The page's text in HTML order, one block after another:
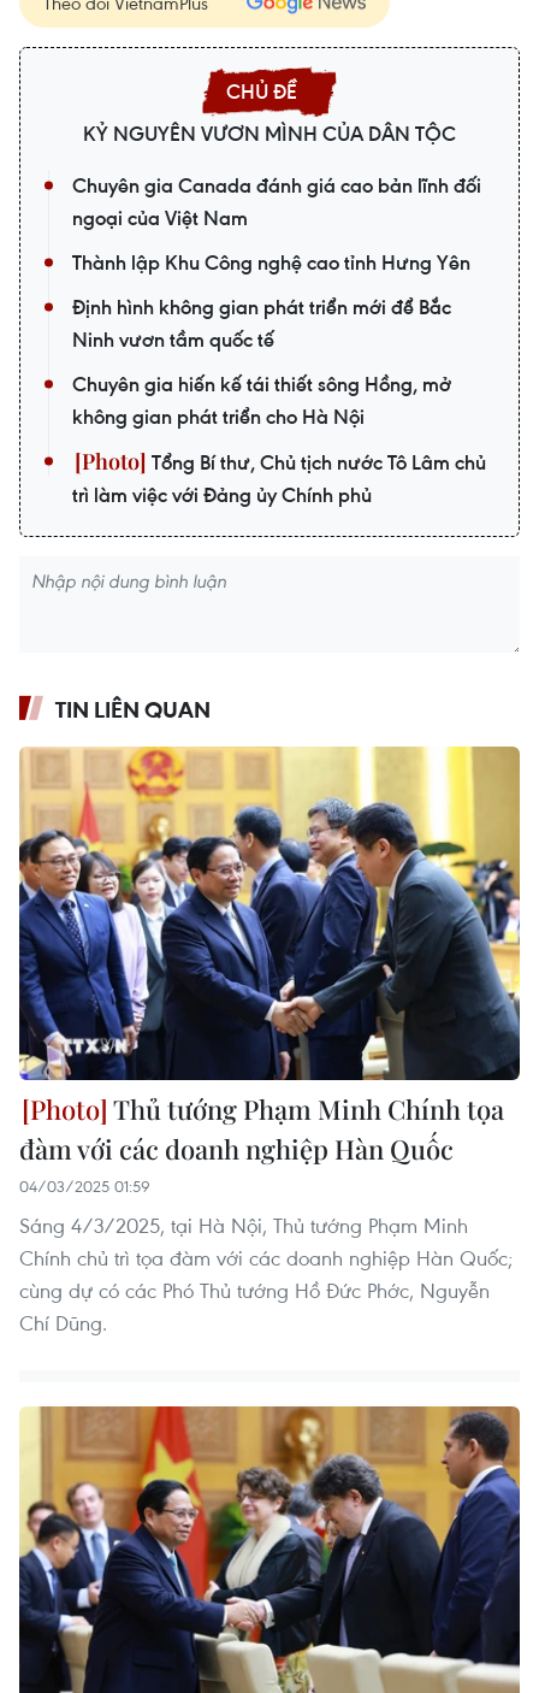
KỶ NGUYÊN VƯƠN MÌNH CỦA DÂN TỘC
Chuyên gia Canada đánh giá cao bản lĩnh đối
ngoại của Việt Nam
Thành lập Khu Công nghệ cao tỉnh Hưng Yên
Định hình không gian phát triển mới để Bắc
Ninh vươn tầm quốc tế
Chuyên gia hiến kế tái thiết sông Hồng, mở
không gian phát triển cho Hà Nội
Tổng Bí thư, Chủ tịch nước Tô Lâm chủ
trì làm việc với Đảng ủy Chính phủ
TIN LIÊN QUAN
Thủ tướng Phạm Minh Chính tọa
đàm với các doanh nghiệp Hàn Quốc
04/03/2025 01:59
Sáng 4/3/2025, tại Hà Nội, Thủ tướng Phạm Minh
Chính chủ trì tọa đàm với các doanh nghiệp Hàn Quốc;
cùng dự có các Phó Thủ tướng Hồ Đức Phớc, Nguyễn
Chí Dũng.